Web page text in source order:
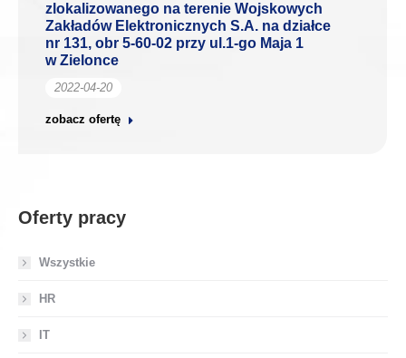
zlokalizowanego na terenie Wojskowych
Zakładów Elektronicznych S.A. na działce
nr 131, obr 5-60-02 przy ul.1-go Maja 1
w Zielonce
2022-04-20
zobacz ofertę
Oferty pracy
Wszystkie
HR
IT